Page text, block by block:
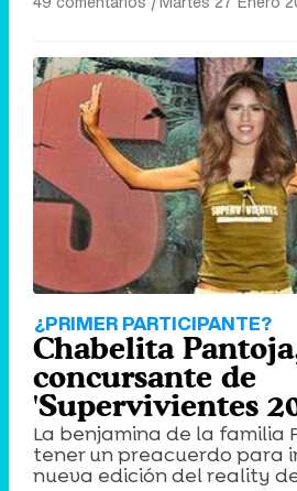
¿PRIMER PARTICIPANTE?
Chabelita
concursante de
'Supervivientes
La benjamina de la familia
tener un preacuerdo para
nueva edición del reality